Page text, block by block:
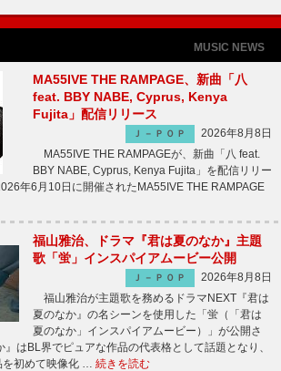
MUSIC NEWS
MA55IVE THE RAMPAGE、新曲「八
feat. BBY NABE, Cyprus, Kenya
Fujita」配信リリース
Ｊ－ＰＯＰ
2026年8月8日
MA55IVE THE RAMPAGEが、新曲「八 feat.
BBY NABE, Cyprus, Kenya Fujita」を配信リリー
年6月10日に開催されたMA55IVE THE RAMPAGE
福山雅治、ドラマ『君は夏のなか』主題
歌「蛍」インスパイアムービー公開
Ｊ－ＰＯＰ
2026年8月8日
福山雅治が主題歌を務めるドラマNEXT『君は
夏のなか』の名シーンを使用した「蛍（「君は
夏のなか」インスパイアムービー）」が公開さ
はBL界でピュアな作品の代表格として話題となり、
を初めて映像化 … 続きを読む